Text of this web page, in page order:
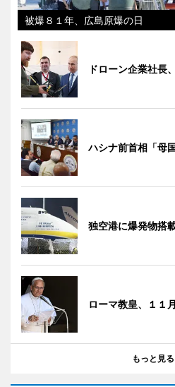
被爆８１年、広島原爆の日
ドローン企業社長
ハシナ前首相「母
独空港に爆発物搭
ローマ教皇、１１
もっと見る